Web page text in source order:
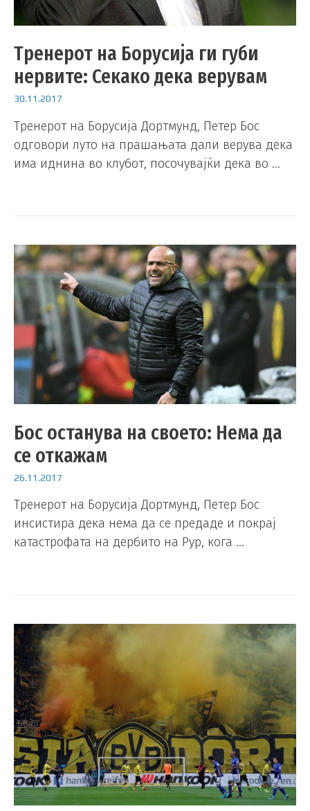
Тренерот на Борусија ги губи
нервите: Секако дека верувам
30.11.2017
Тренерот на Борусија Дортмунд, Петер Бос
одговори луто на прашањата дали верува дека
има иднина во клубот, посочувајќи дека во …
Бос останува на своето: Нема да
се откажам
26.11.2017
Тренерот на Борусија Дортмунд, Петер Бос
инсистира дека нема да се предаде и покрај
катастрофата на дербито на Рур, кога …